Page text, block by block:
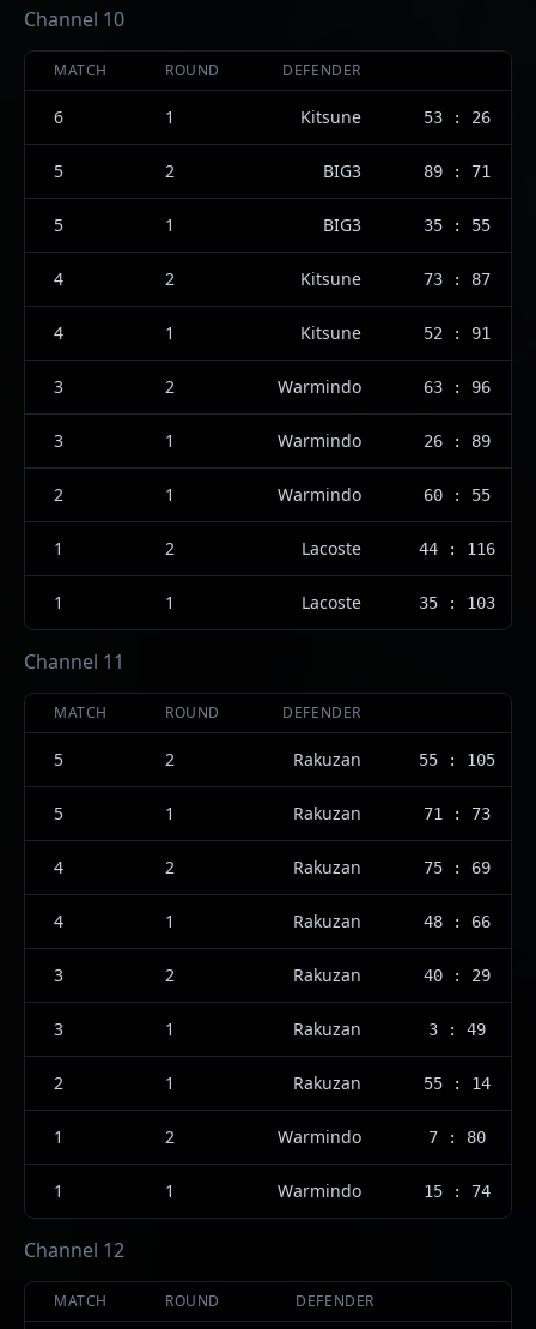
Channel 10
MATCH ROUND DEFENDER
6 1 Kitsune 53 : 26
5 2 BIG3 89 : 71
5 1 BIG3 35 : 55
4 2 Kitsune 73 : 87
4 1 Kitsune 52 : 91
3 2 Warmindo 63 : 96
3 1 Warmindo 26 : 89
2 1 Warmindo 60 : 55
1 2 Lacoste 44 : 116
1 1 Lacoste 35 : 103
Channel 11
MATCH ROUND DEFENDER
5 2 Rakuzan 55 : 105
5 1 Rakuzan 71 : 73
4 2 Rakuzan 75 : 69
4 1 Rakuzan 48 : 66
3 2 Rakuzan 40 : 29
3 1 Rakuzan 3 : 49
2 1 Rakuzan 55 : 14
1 2 Warmindo 7 : 80
1 1 Warmindo 15 : 74
Channel 12
MATCH ROUND DEFENDER